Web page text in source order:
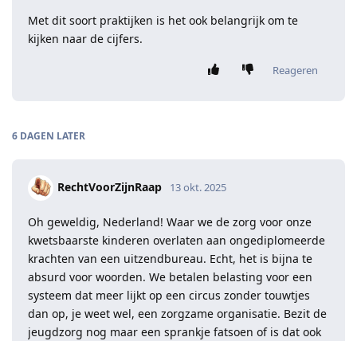
Met dit soort praktijken is het ook belangrijk om te
kijken naar de cijfers.
Reageren
6 DAGEN LATER
RechtVoorZijnRaap 13 okt. 2025
Oh geweldig, Nederland! Waar we de zorg voor onze
kwetsbaarste kinderen overlaten aan ongediplomeerde
krachten van een uitzendbureau. Echt, het is bijna te
absurd voor woorden. We betalen belasting voor een
systeem dat meer lijkt op een circus zonder touwtjes
dan op, je weet wel, een zorgzame organisatie. Bezit de
jeugdzorg nog maar een sprankje fatsoen of is dat ook